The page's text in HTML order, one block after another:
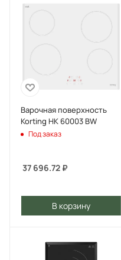
Варочная поверхность
Korting HK 60003 BW
Под заказ
37 696.72 ₽
В корзину